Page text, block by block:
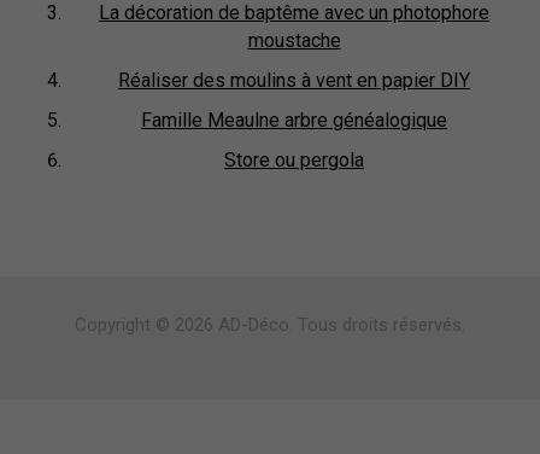
La décoration de baptême avec un photophore
moustache
Réaliser des moulins à vent en papier DIY
Famille Meaulne arbre généalogique
Store ou pergola
Copyright © 2026 AD-Déco. Tous droits réservés.